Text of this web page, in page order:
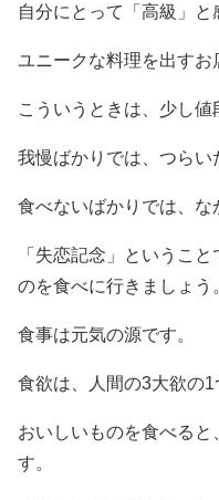
自分にとって「高級」と
ユニークな料理を出すお
こういうときは、少し値
我慢ばかりでは、つらい
食べないばかりでは、な
「失恋記念」というこ
のを食べに行きましょう
食事は元気の源です。
食欲は、人間の3大欲の1
おいしいものを食べると
す。